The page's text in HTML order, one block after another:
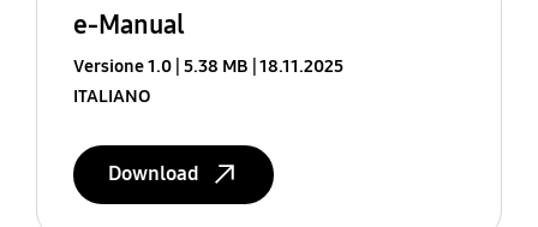
e-Manual
Versione 1.0 5.38 MB 18.11.2025
ITALIANO
Download